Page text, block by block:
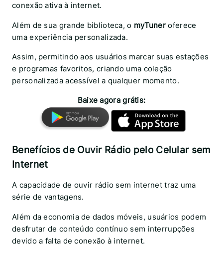
conexão ativa à internet.
Além de sua grande biblioteca, o myTuneroferece
uma experiência personalizada.
Assim, permitindo aos usuários marcar suas estações
e programas favoritos, criando uma coleção
personalizada acessível a qualquer momento.
Baixe agora grátis:
Benefícios de Ouvir Rádio pelo Celular sem
Internet
A capacidade de ouvir rádio sem internet traz uma
série de vantagens.
Além da economia de dados móveis, usuários podem
desfrutar de conteúdo contínuo sem interrupções
devido a falta de conexão à internet.